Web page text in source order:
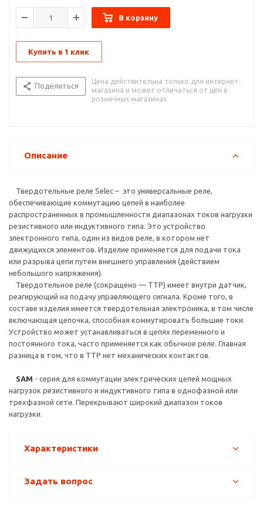
Твердотельное реле (сокращено — ТТР) имеет внутри
датчик, реагирующий на подачу управляющего сигнала.
электроника, в том числе включающая цепочка, способная
коммутировать большие токи. Устройство может
часто применяется как обычное реле. Главная разница в том,
что в ТТР нет механических контактов.
В корзину
Купить в 1 клик
Поделиться
Цена действительна только для интернет-
магазина и может отличаться от цен в
розничных магазинах
Описание
Твердотельные реле Selec – это универсальные реле,
обеспечивающие коммутацию цепей в наиболее
распространенных в промышленности диапазонах токов нагрузки
резистивного или индуктивного типа. Это устройство
электронного типа, один из видов реле, в котором нет
движущихся элементов. Изделие применяется для подачи тока
или разрыва цепи путем внешнего управления (действием
небольшого напряжения).
Твердотельное реле (сокращено — ТТР) имеет внутри датчик,
реагирующий на подачу управляющего сигнала. Кроме того, в
составе изделия имеется твердотельная электроника, в том числе
включающая цепочка, способная коммутировать большие токи.
Устройство может устанавливаться в цепях переменного и
постоянного тока, часто применяется как обычное реле. Главная
разница в том, что в ТТР нет механических контактов.
SAM - серия для коммутации электрических цепей мощных
нагрузок резистивного и индуктивного типа в однофазной или
трехфазной сети. Перекрывают широкий диапазон токов
нагрузки.
Характеристики
Задать вопрос